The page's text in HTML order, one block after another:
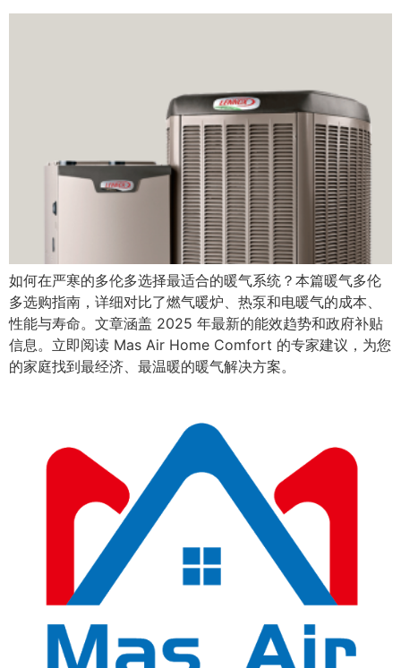
如何在严寒的多伦多选择最适合的暖气系统？本篇暖气多伦
多选购指南，详细对比了燃气暖炉、热泵和电暖气的成本、
性能与寿命。文章涵盖 2025 年最新的能效趋势和政府补贴
信息。立即阅读 Mas Air Home Comfort 的专家建议，为您
的家庭找到最经济、最温暖的暖气解决方案。